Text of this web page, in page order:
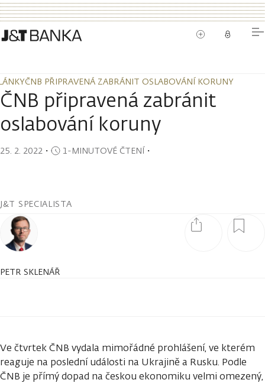
ČNB PŘIPRAVENÁ ZABRÁNIT OSLABOVÁNÍ KORUNY
ČNB PŘIPRAVENÁ ZABRÁNIT OSLABOVÁNÍ KORUNY
ČNB připravená zabránit
oslabování koruny
25. 2. 2022 ・ 1-MINUTOVÉ ČTENÍ・
J&T SPECIALISTA
PETR SKLENÁŘ
Ve čtvrtek ČNB vydala mimořádné prohlášení, ve kterém
reaguje na poslední události na Ukrajině a Rusku. Podle
ČNB je přímý dopad na českou ekonomiku velmi omezený,